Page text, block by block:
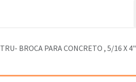
TRU- BROCA PARA CONCRETO , 5/16 X 4"